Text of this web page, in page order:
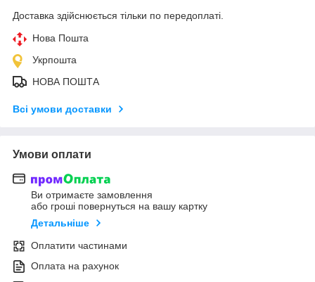
Доставка здійснюється тільки по передоплаті.
Нова Пошта
Укрпошта
НОВА ПОШТА
Всі умови доставки
Умови оплати
Ви отримаєте замовлення
або гроші повернуться на вашу картку
Детальніше
Оплатити частинами
Оплата на рахунок